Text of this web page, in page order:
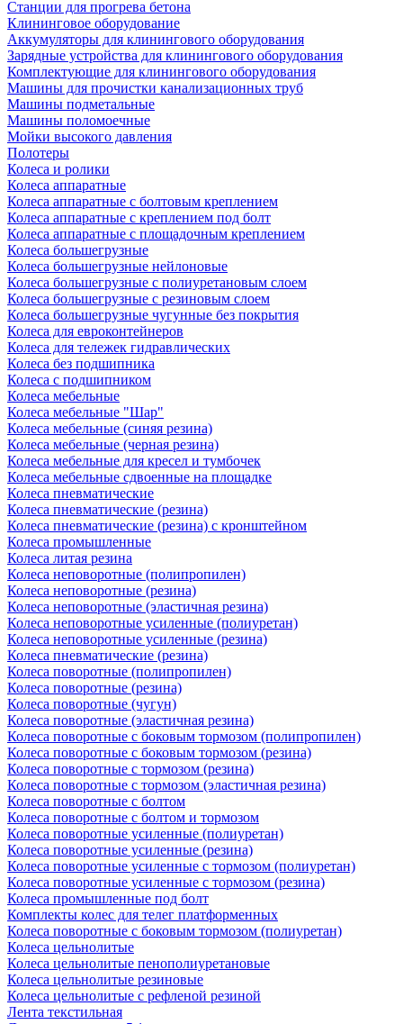
Станции для прогрева бетона
Клининговое оборудование
Аккумуляторы для клинингового оборудования
Зарядные устройства для клинингового оборудования
Комплектующие для клинингового оборудования
Машины для прочистки канализационных труб
Машины подметальные
Машины поломоечные
Мойки высокого давления
Полотеры
Колеса и ролики
Колеса аппаратные
Колеса аппаратные с болтовым креплением
Колеса аппаратные с креплением под болт
Колеса аппаратные с площадочным креплением
Колеса большегрузные
Колеса большегрузные нейлоновые
Колеса большегрузные с полиуретановым слоем
Колеса большегрузные с резиновым слоем
Колеса большегрузные чугунные без покрытия
Колеса для евроконтейнеров
Колеса для тележек гидравлических
Колеса без подшипника
Колеса с подшипником
Колеса мебельные
Колеса мебельные "Шар"
Колеса мебельные (синяя резина)
Колеса мебельные (черная резина)
Колеса мебельные для кресел и тумбочек
Колеса мебельные сдвоенные на площадке
Колеса пневматические
Колеса пневматические (резина)
Колеса пневматические (резина) с кронштейном
Колеса промышленные
Колеса литая резина
Колеса неповоротные (полипропилен)
Колеса неповоротные (резина)
Колеса неповоротные (эластичная резина)
Колеса неповоротные усиленные (полиуретан)
Колеса неповоротные усиленные (резина)
Колеса пневматические (резина)
Колеса поворотные (полипропилен)
Колеса поворотные (резина)
Колеса поворотные (чугун)
Колеса поворотные (эластичная резина)
Колеса поворотные c боковым тормозом (полипропилен)
Колеса поворотные c боковым тормозом (резина)
Колеса поворотные c тормозом (резина)
Колеса поворотные c тормозом (эластичная резина)
Колеса поворотные с болтом
Колеса поворотные с болтом и тормозом
Колеса поворотные усиленные (полиуретан)
Колеса поворотные усиленные (резина)
Колеса поворотные усиленные с тормозом (полиуретан)
Колеса поворотные усиленные с тормозом (резина)
Колеса промышленные под болт
Комплекты колес для телег платформенных
Колеса поворотные c боковым тормозом (полиуретан)
Колеса цельнолитые
Колеса цельнолитые пенополиуретановые
Колеса цельнолитые резиновые
Колеса цельнолитые с рефленой резиной
Лента текстильная